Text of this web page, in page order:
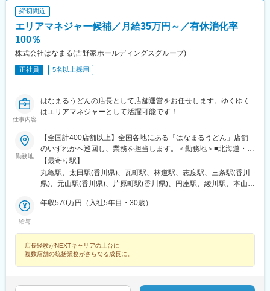
道場南口駅、三宮・花時計前駅、はりま勝原駅、郡山駅(奈良県)、
皆実町六丁目駅、比治山橋駅、道上駅、福山駅、綾羅木駅、新居
浜駅、古泉駅、高知駅、知寄町駅、大牟田駅、五郎丸駅、遠賀野
前駅、光の森駅、健軍町駅、おもろまち駅、川越市駅、汐留駅、
新宿西口駅、押上駅、新豊洲駅、亀戸水神駅、西小山駅、鮫洲
駅、奥沢駅、蓮沼駅、代々木八幡駅、神泉駅、東池袋駅、赤羽岩
駅、城下駅(長野県)、岩村田駅、南四日市駅、大阪梅田駅(阪神
線)、大阪ビジネスパーク駅、なんば駅(地下鉄)、神戸三宮駅(阪
駅、佐世保中央駅、内幸町駅、新宿駅(東京メトロ)、本所吾妻橋
駅、西大島駅、青物横丁駅、京急蒲田駅、豊島園駅(西武線)、立川
南駅、向河原駅、高津駅(神奈川県)、七ツ屋駅、追分駅(三重県)、
梅田駅(地下鉄)、大阪城北詰駅、大阪難波駅、神戸三宮駅(阪神)、
御幸橋駅、南区役所前駅、西浜町駅、中佐世保駅
締切間近
エリアマネジャー候補／月給35万円～／有休消化率
100％
株式会社はなまる(吉野家ホールディングスグループ)
正社員 5名以上採用
仕事内容
はなまるうどんの店長として店舗運営をお任せします。ゆくゆく
はエリアマネジャーとして活躍可能です！
勤務地
【全国計400店舗以上】全国各地にある「はなまるうどん」店舗
のいずれかへ巡回し、業務を担当します。＜勤務地＞■北海道・東
北：北海道・青森・岩手・宮城・秋田・山形・福島■関東：茨城・
栃木・群馬・埼玉・千葉・東京・神奈川・山梨■東海：岐阜・静
岡・愛知・三重■北信越：新潟・富山・石川・福井・長野■関西：
根・岡山・広島・山口・徳島・香川・愛媛・高知■九州・沖縄：福
キャリアアップに合わせて、全国転勤の可能性があります。転勤
時には引越し費用を会社が全額負担。また社宅制度なども用意し
ており、あなたの新生活をしっかりサポート！安心して新しい土
地で活躍いただけます。詳細は【福利厚生】欄へ。※U・Iターン歓
【最寄り駅】
丸亀駅、太田駅(香川県)、瓦町駅、林道駅、志度駅、三条駅(香川
県)、元山駅(香川県)、片原町駅(香川県)、円座駅、綾川駅、本山駅
場駅、阿佐ケ谷駅、中野駅(東京都)、京橋駅(東京都)、陽東３丁目
京都)、箱根ケ崎駅、雀宮駅、小田栄駅、比良駅(愛知県)、安城
駅、舞阪駅、愛知大学前駅、茶屋ケ坂駅、野並駅、稲荷口駅、遠
給与
年収570万円（入社5年目・30歳）
店長経験がNEXTキャリアの土台に
複数店舗の統括業務がさらなる成長に。